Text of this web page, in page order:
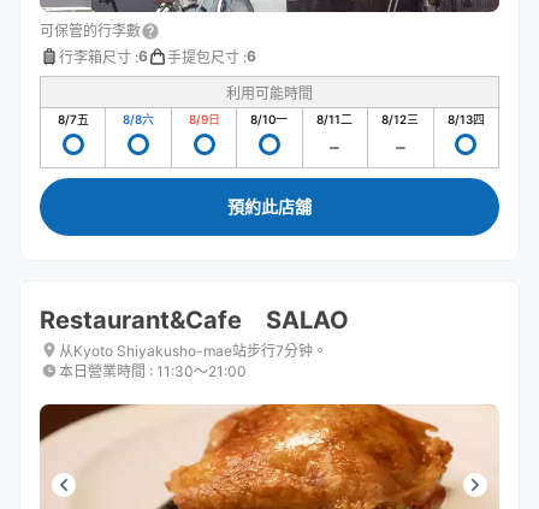
可保管的行李數
行李箱尺寸 :6 手提包尺寸 :6
利用可能時間
8/7五 8/8六 8/9日 8/10一 8/11二 8/12三 8/13四
預約此店舖
Restaurant&Cafe SALAO
从Kyoto Shiyakusho-mae站步行7分钟。
本日營業時間 : 11:30〜21:00